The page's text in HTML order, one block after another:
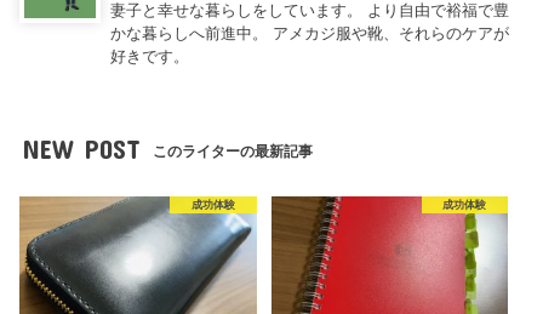
妻子と幸せな暮らしをしています。 より自由で裕福で豊
かな暮らしへ前進中。 アメカジ服や靴、それらのケアが
好きです。
NEW POST このライターの最新記事
成功体験 成功体験